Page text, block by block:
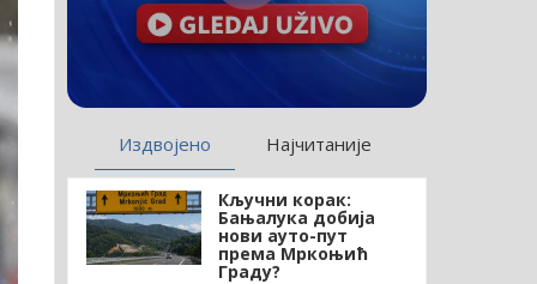
Издвојено Најчитаније
Кључни корак:
Бањалука добија
нови ауто-пут
према Мркоњић
Граду?